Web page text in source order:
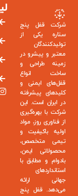
شرکت قفل پنج
ستاره یکی از
تولیدکنندگان
معتبر و پیشرو در
زمینه طراحی و
ساخت انواع
قفل‌های ایمنی و
کلیدهای پیشرفته
در ایران است. این
شرکت با بهره‌گیری
از فناوری روز، مواد
اولیه باکیفیت و
تیمی متخصص،
محصولاتی ایمن،
بادوام و مطابق با
استانداردهای
جهانی ارائه
می‌دهد. قفل پنج